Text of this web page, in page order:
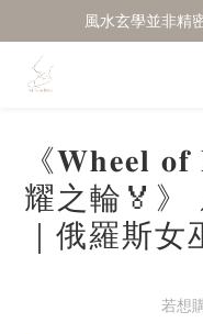
《𝐖𝐡𝐞𝐞𝐥
耀之輪🏅
｜俄羅斯
若想
風水玄學並非精